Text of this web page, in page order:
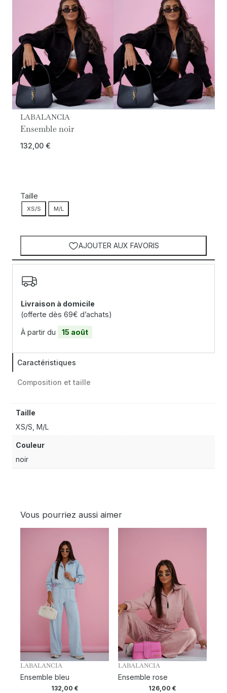
LABALANCIA
Ensemble noir
132,00 €
Taille
XS/S M/L
AJOUTER AUX FAVORIS
Livraison à domicile
(offerte dès 69€ d’achats)
À partir du 15 août
Caractéristiques
Composition et taille
Taille
XS/S, M/L
Couleur
noir
Vous pourriez aussi aimer
LABALANCIA
Ensemble bleu
132,00 €
LABALANCIA
Ensemble rose
126,00 €